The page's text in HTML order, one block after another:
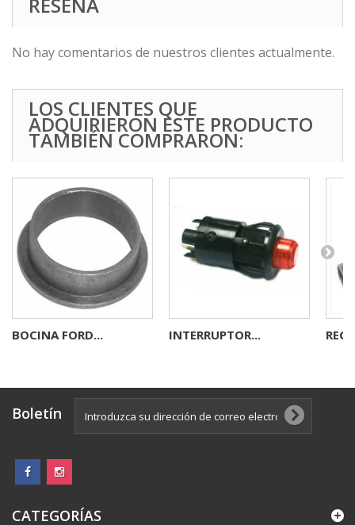
RESEÑA
No hay comentarios de nuestros clientes actualmente.
LOS CLIENTES QUE
ADQUIRIERON ESTE PRODUCTO
TAMBIÉN COMPRARON:
BOCINA FORD... INTERRUPTOR...
Boletín
CATEGORÍAS